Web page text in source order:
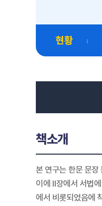
현황
책소개
본 연구는 한문 문장
이에 Ⅱ장에서 서법
에서 비롯되었음에